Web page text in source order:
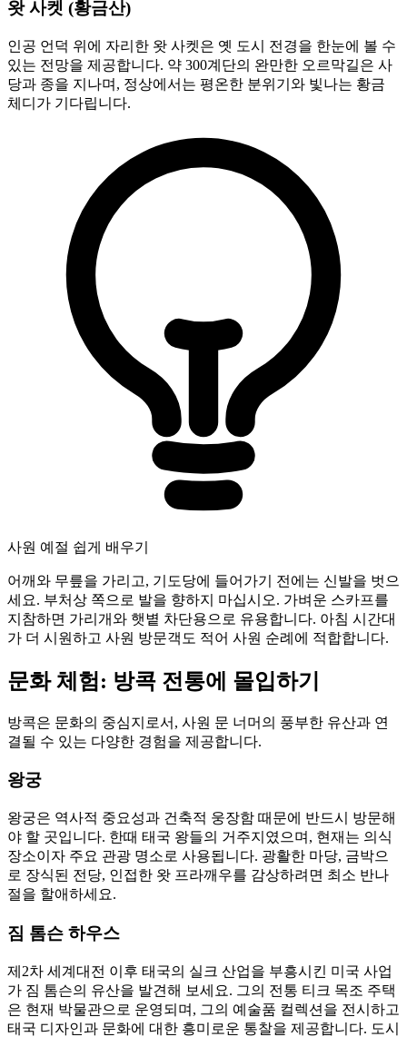
왓 사켓 (황금산)
인공 언덕 위에 자리한 왓 사켓은 옛 도시 전경을 한눈에 볼 수
있는 전망을 제공합니다. 약 300계단의 완만한 오르막길은 사
당과 종을 지나며, 정상에서는 평온한 분위기와 빛나는 황금
체디가 기다립니다.
사원 예절 쉽게 배우기
어깨와 무릎을 가리고, 기도당에 들어가기 전에는 신발을 벗으
세요. 부처상 쪽으로 발을 향하지 마십시오. 가벼운 스카프를
지참하면 가리개와 햇볕 차단용으로 유용합니다. 아침 시간대
가 더 시원하고 사원 방문객도 적어 사원 순례에 적합합니다.
문화 체험: 방콕 전통에 몰입하기
방콕은 문화의 중심지로서, 사원 문 너머의 풍부한 유산과 연
결될 수 있는 다양한 경험을 제공합니다.
왕궁
왕궁은 역사적 중요성과 건축적 웅장함 때문에 반드시 방문해
야 할 곳입니다. 한때 태국 왕들의 거주지였으며, 현재는 의식
장소이자 주요 관광 명소로 사용됩니다. 광활한 마당, 금박으
로 장식된 전당, 인접한 왓 프라깨우를 감상하려면 최소 반나
절을 할애하세요.
짐 톰슨 하우스
제2차 세계대전 이후 태국의 실크 산업을 부흥시킨 미국 사업
가 짐 톰슨의 유산을 발견해 보세요. 그의 전통 티크 목조 주택
은 현재 박물관으로 운영되며, 그의 예술품 컬렉션을 전시하고
태국 디자인과 문화에 대한 흥미로운 통찰을 제공합니다. 도시